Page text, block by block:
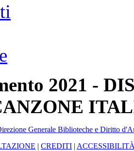
2021 -
Generale Biblioteche e Diritto
| CREDITI |